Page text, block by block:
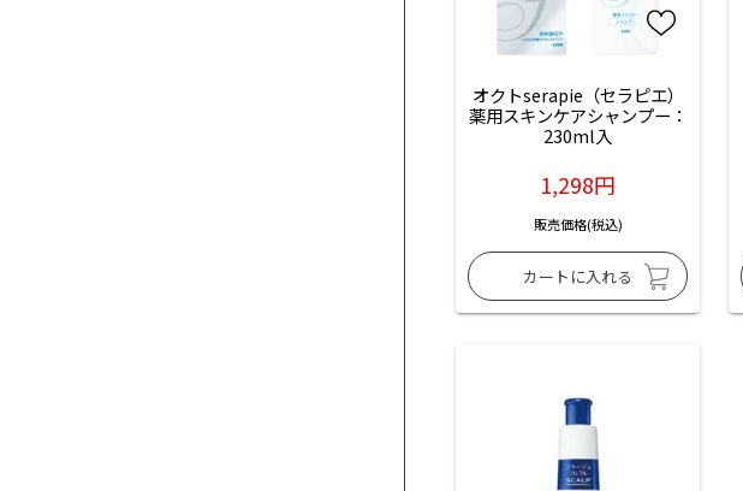
オクトserapie（セラピエ）
薬用スキンケアシャンプー：
230ml入
1,298円
販売価格(税込)